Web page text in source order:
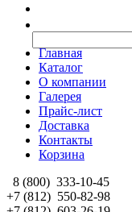
Главная
Каталог
О компании
Галерея
Прайс-лист
Доставка
Контакты
Корзина
8 (800) 333-10-45
+7 (812) 550-82-98